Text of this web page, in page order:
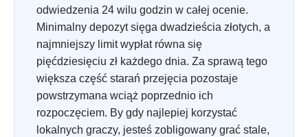
odwiedzenia 24 wilu godzin w całej ocenie.
Minimalny depozyt sięga dwadzieścia złotych, a
najmniejszy limit wypłat równa się
pięćdziesięciu zł każdego dnia. Za sprawą tego
większa część starań przejęcia pozostaje
powstrzymana wciąż poprzednio ich
rozpoczęciem. By gdy najlepiej korzystać
lokalnych graczy, jesteś zobligowany grać stale,